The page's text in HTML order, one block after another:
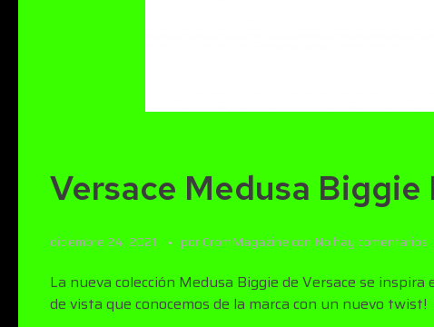
Versace Medusa Biggie
diciembre 24, 2021 porCromMagazinecon No hay comentarios
La nueva colección Medusa Biggie de Versace se
de vista que conocemos de la marca con un nuevo twist!